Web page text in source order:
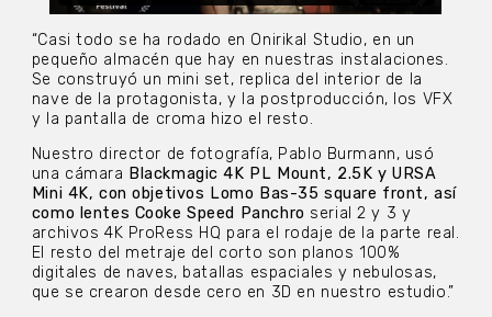
“Casi todo se ha rodado en Onirikal Studio, en un
pequeño almacén que hay en nuestras instalaciones.
Se construyó un mini set, replica del interior de la
nave de la protagonista, y la postproducción, los VFX
y la pantalla de croma hizo el resto.
Nuestro director de fotografía, Pablo Burmann, usó
una cámara Blackmagic 4K PL Mount, 2.5K y URSA
Mini 4K, con objetivos Lomo Bas-35 square front, así
como lentes Cooke Speed Panchro serial 2 y 3 y
archivos 4K ProRess HQ para el rodaje de la parte real.
El resto del metraje del corto son planos 100%
digitales de naves, batallas espaciales y nebulosas,
que se crearon desde cero en 3D en nuestro estudio.”